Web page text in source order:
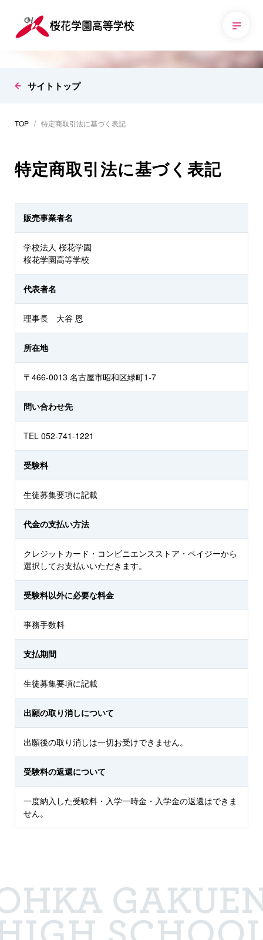
サイトトップ
TOP 特定商取引法に基づく表記
特定商取引法に基づく表記
販売事業者名
学校法人 桜花学園
桜花学園高等学校
代表者名
理事長 大谷 恩
所在地
〒466-0013 名古屋市昭和区緑町1-7
問い合わせ先
TEL 052-741-1221
受験料
生徒募集要項に記載
代金の支払い方法
クレジットカード・コンビニエンスストア・ペイジーから
選択してお支払いいただきます。
受験料以外に必要な料金
事務手数料
支払期間
生徒募集要項に記載
出願の取り消しについて
出願後の取り消しは一切お受けできません。
受験料の返還について
一度納入した受験料・入学一時金・入学金の返還はできま
せん。